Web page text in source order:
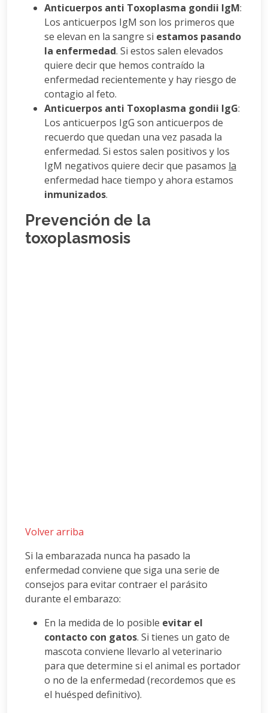
Anticuerpos anti Toxoplasma gondii IgM:
Los anticuerpos IgM son los primeros que
se elevan en la sangre si estamos pasando
la enfermedad. Si estos salen elevados
quiere decir que hemos contraído la
enfermedad recientemente y hay riesgo de
contagio al feto.
Anticuerpos anti Toxoplasma gondii IgG:
Los anticuerpos IgG son anticuerpos de
recuerdo que quedan una vez pasada la
enfermedad. Si estos salen positivos y los
IgM negativos quiere decir que pasamos la
enfermedad hace tiempo y ahora estamos
inmunizados.
Prevención de la
toxoplasmosis
Volver arriba
Si la embarazada nunca ha pasado la
enfermedad conviene que siga una serie de
consejos para evitar contraer el parásito
durante el embarazo:
En la medida de lo posible evitar el
contacto con gatos. Si tienes un gato de
mascota conviene llevarlo al veterinario
para que determine si el animal es portador
o no de la enfermedad (recordemos que es
el huésped definitivo).